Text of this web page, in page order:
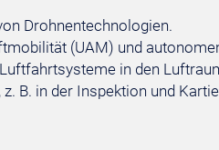
Drohnentechnologien.
(UAM) und
in den
B. in der Inspektion und